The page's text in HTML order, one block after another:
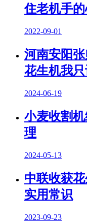
住老机手的
2022-09-01
河南安阳
花生机我
2024-06-19
小麦收割
理
2024-05-13
中联收获
实用常识
2023-09-23